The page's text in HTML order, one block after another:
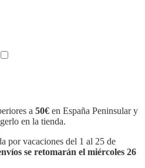
a 50€ en España Peninsular y
en la tienda.
por vacaciones del 1 al 25 de
se retomarán el miércoles 26